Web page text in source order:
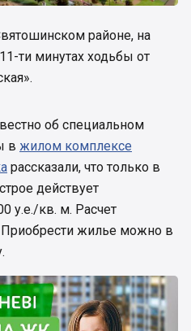
районе, на
ти минутах ходьбы от
об специальном
в жилом комплексе
рассказали, что только в
действует
у.е./кв. м. Расчет
Приобрести жилье можно в